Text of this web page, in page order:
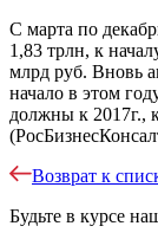
С марта по
1,83 трлн, к
млрд руб. Вновь
начало в этом
должны к 2017г.,
Возврат к
Будьте в курсе